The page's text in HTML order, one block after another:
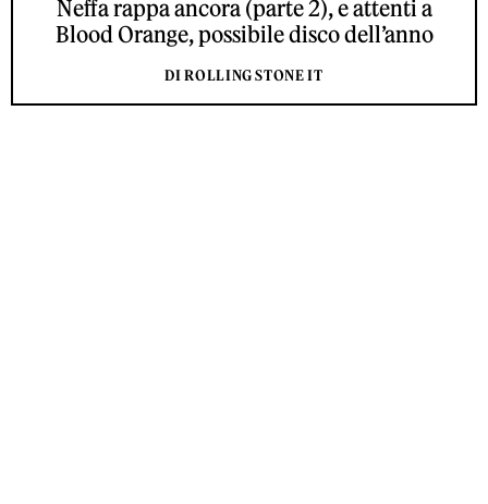
Neffa rappa ancora (parte 2), e attenti a
Blood Orange, possibile disco dell’anno
DI ROLLING STONE IT